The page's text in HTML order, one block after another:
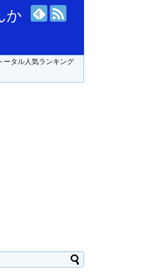
か
タル人気ランキング